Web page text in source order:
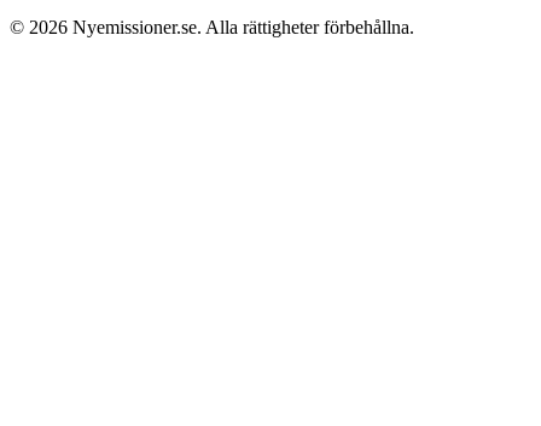
© 2026 Nyemissioner.se. Alla rättigheter förbehållna.